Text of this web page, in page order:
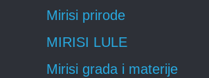
Mirisi prirode
MIRISI LULE
Mirisi grada i materije